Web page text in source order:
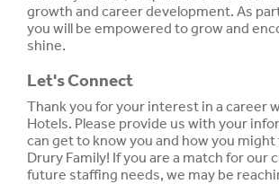
growth and career development. As
you will be empowered to grow and
shine.
Let's Connect
Thank you for your interest in a career
Hotels. Please provide us with your
can get to know you and how you
Drury Family! If you are a match for our
future staffing needs, we may be